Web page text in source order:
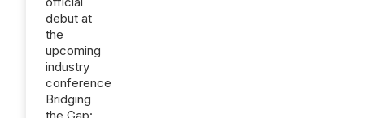
debut at
the
upcoming
industry
conference
Bridging